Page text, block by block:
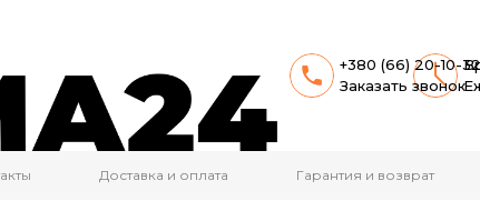
+380 (66) 20-10-
Заказать звонок
Доставка и оплата Гарантия и возврат